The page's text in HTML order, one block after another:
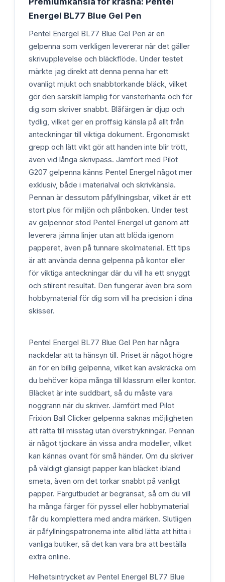
Energel BL77 Blue Gel Pen
Pentel Energel BL77 Blue Gel Pen är en
gelpenna som verkligen levererar när det gäller
skrivupplevelse och bläckflöde. Under testet
märkte jag direkt att denna penna har ett
ovanligt mjukt och snabbtorkande bläck, vilket
gör den särskilt lämplig för vänsterhänta och för
dig som skriver snabbt. Blåfärgen är djup och
tydlig, vilket ger en proffsig känsla på allt från
anteckningar till viktiga dokument. Ergonomiskt
grepp och lätt vikt gör att handen inte blir trött,
även vid långa skrivpass. Jämfört med Pilot
G207 gelpenna känns Pentel Energel något mer
exklusiv, både i materialval och skrivkänsla.
Pennan är dessutom påfyllningsbar, vilket är ett
stort plus för miljön och plånboken. Under test
av gelpennor stod Pentel Energel ut genom att
leverera jämna linjer utan att blöda igenom
papperet, även på tunnare skolmaterial. Ett tips
är att använda denna gelpenna på kontor eller
för viktiga anteckningar där du vill ha ett snyggt
och stilrent resultat. Den fungerar även bra som
hobbymaterial för dig som vill ha precision i dina
skisser.
Pentel Energel BL77 Blue Gel Pen har några
nackdelar att ta hänsyn till. Priset är något högre
än för en billig gelpenna, vilket kan avskräcka om
du behöver köpa många till klassrum eller kontor.
Bläcket är inte suddbart, så du måste vara
noggrann när du skriver. Jämfört med Pilot
Frixion Ball Clicker gelpenna saknas möjligheten
att rätta till misstag utan överstrykningar. Pennan
är något tjockare än vissa andra modeller, vilket
kan kännas ovant för små händer. Om du skriver
på väldigt glansigt papper kan bläcket ibland
smeta, även om det torkar snabbt på vanligt
papper. Färgutbudet är begränsat, så om du vill
ha många färger för pyssel eller hobbymaterial
får du komplettera med andra märken. Slutligen
är påfyllningspatronerna inte alltid lätta att hitta i
vanliga butiker, så det kan vara bra att beställa
extra online.
Helhetsintrycket av Pentel Energel BL77 Blue